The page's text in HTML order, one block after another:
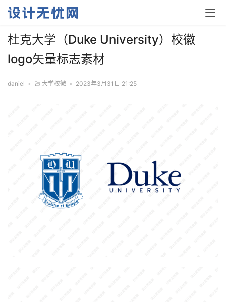
杜克大学（Duke University）校徽
logo矢量标志素材
daniel • 大学校徽 • 2023年3月31日 21:25